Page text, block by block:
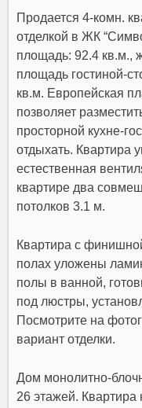
Продается 4-комн.
отделкой в ЖК
площадь: 92.4 кв.м.,
площадь гостиной-
кв.м. Европейская
позволяет
просторной кухне-
отдыхать. Квартира
естественная
квартире два
потолков 3.1 м.
Квартира с
полах уложены
полы в ванной,
под люстры,
Посмотрите на
вариант отделки.
Дом монолитно-
26 этажей. Квартира